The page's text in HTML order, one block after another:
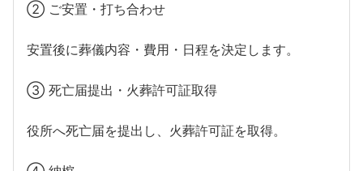
② ご安置・打ち合わせ
安置後に葬儀内容・費用・日程を決定します。
③ 死亡届提出・火葬許可証取得
役所へ死亡届を提出し、火葬許可証を取得。